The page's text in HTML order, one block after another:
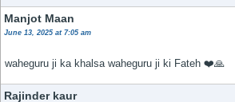
Manjot Maan
June 13, 2025 at 7:05 am
waheguru ji ka khalsa waheguru ji ki Fateh ❤️🙏
Rajinder kaur